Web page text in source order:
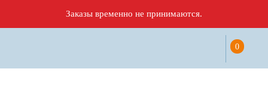
Заказы временно не принимаются.
0